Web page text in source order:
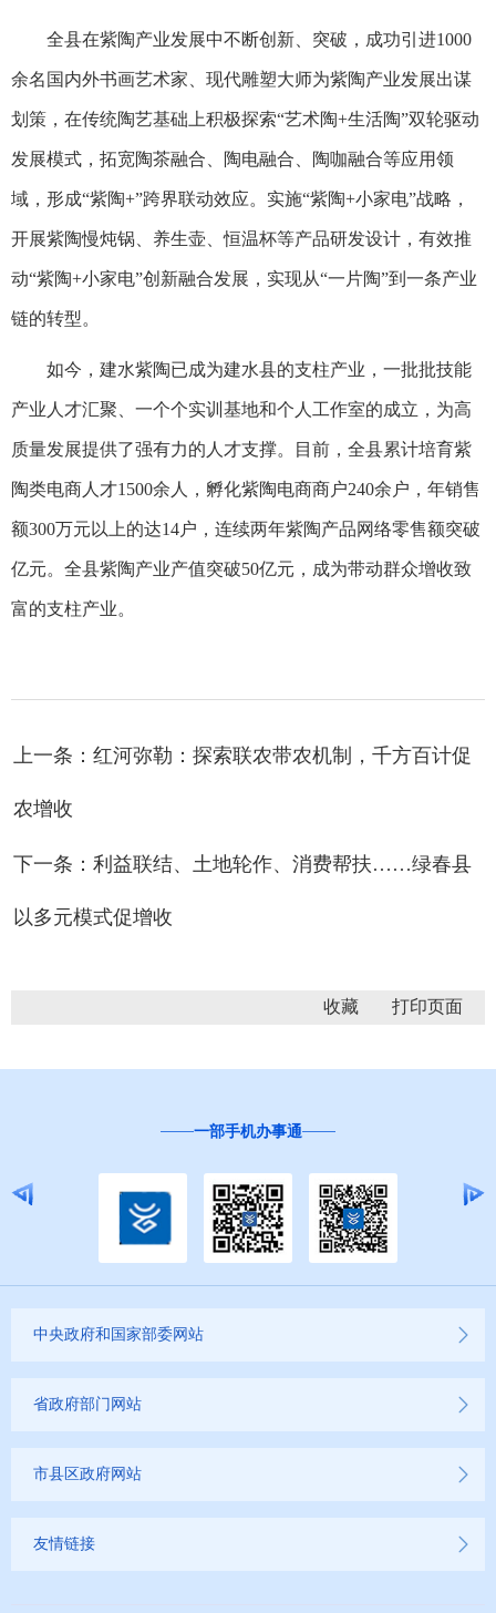
全县在紫陶产业发展中不断创新、突破，成功引进1000
余名国内外书画艺术家、现代雕塑大师为紫陶产业发展出谋
划策，在传统陶艺基础上积极探索“艺术陶+生活陶”双轮驱动
发展模式，拓宽陶茶融合、陶电融合、陶咖融合等应用领
域，形成“紫陶+”跨界联动效应。实施“紫陶+小家电”战略，
开展紫陶慢炖锅、养生壶、恒温杯等产品研发设计，有效推
动“紫陶+小家电”创新融合发展，实现从“一片陶”到一条产业
链的转型。
如今，建水紫陶已成为建水县的支柱产业，一批批技能
产业人才汇聚、一个个实训基地和个人工作室的成立，为高
质量发展提供了强有力的人才支撑。目前，全县累计培育紫
陶类电商人才1500余人，孵化紫陶电商商户240余户，年销售
额300万元以上的达14户，连续两年紫陶产品网络零售额突破
亿元。全县紫陶产业产值突破50亿元，成为带动群众增收致
富的支柱产业。
上一条： ​红河弥勒：探索联农带农机制，千方百计促
农增收
下一条：利益联结、土地轮作、消费帮扶……绿春县
以多元模式促增收
收藏
一部手机办事通
中央政府和国家部委网站
省政府部门网站
市县区政府网站
友情链接